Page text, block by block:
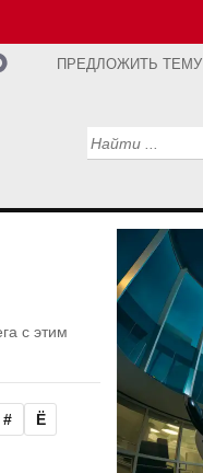
ПРЕДЛОЖИТЬ ТЕМУ
с этим
# Ё